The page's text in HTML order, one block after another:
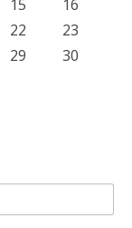
15
16
22
23
29
30